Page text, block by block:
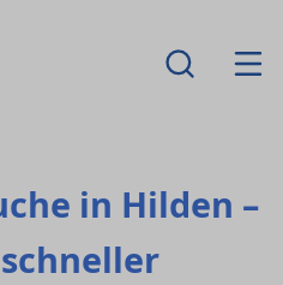
in Hilden –